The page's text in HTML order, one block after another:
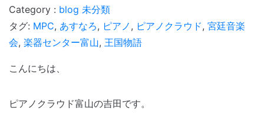
blog 未分類
タグ: MPC, あすなろ, ピアノ , ピアノクラウド, 宮廷音楽
会, 楽器センター富山, 王国物語
こんにちは、
ピアノクラウド富山の吉田です。